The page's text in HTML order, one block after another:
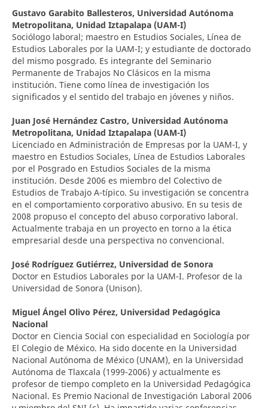
Gustavo Garabito Ballesteros, Universidad Autónoma
Metropolitana, Unidad Iztapalapa (UAM-I)
Sociólogo laboral; maestro en Estudios Sociales, Línea de
Estudios Laborales por la UAM-I; y estudiante de doctorado
del mismo posgrado. Es integrante del Seminario
Permanente de Trabajos No Clásicos en la misma
institución. Tiene como línea de investigación los
significados y el sentido del trabajo en jóvenes y niños.
Juan José Hernández Castro, Universidad Autónoma
Metropolitana, Unidad Iztapalapa (UAM-I)
Licenciado en Administración de Empresas por la UAM-I, y
maestro en Estudios Sociales, Línea de Estudios Laborales
por el Posgrado en Estudios Sociales de la misma
institución. Desde 2006 es miembro del Colectivo de
Estudios de Trabajo A-típico. Su investigación se concentra
en el comportamiento corporativo abusivo. En su tesis de
2008 propuso el concepto del abuso corporativo laboral.
Actualmente trabaja en un proyecto en torno a la ética
empresarial desde una perspectiva no convencional.
José Rodríguez Gutiérrez, Universidad de Sonora
Doctor en Estudios Laborales por la UAM-I. Profesor de la
Universidad de Sonora (Unison).
Miguel Ángel Olivo Pérez, Universidad Pedagógica
Nacional
Doctor en Ciencia Social con especialidad en Sociología por
El Colegio de México. Ha sido docente en la Universidad
Nacional Autónoma de México (UNAM), en la Universidad
Autónoma de Tlaxcala (1999-2006) y actualmente es
profesor de tiempo completo en la Universidad Pedagógica
Nacional. Es Premio Nacional de Investigación Laboral 2006